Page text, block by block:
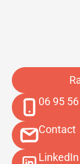
06 95
Contact
LinkedIn